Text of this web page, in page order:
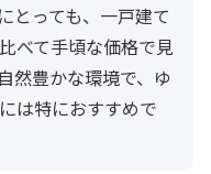
とっても、一戸建て
べて手頃な価格で見
然豊かな環境で、ゆ
は特におすすめで